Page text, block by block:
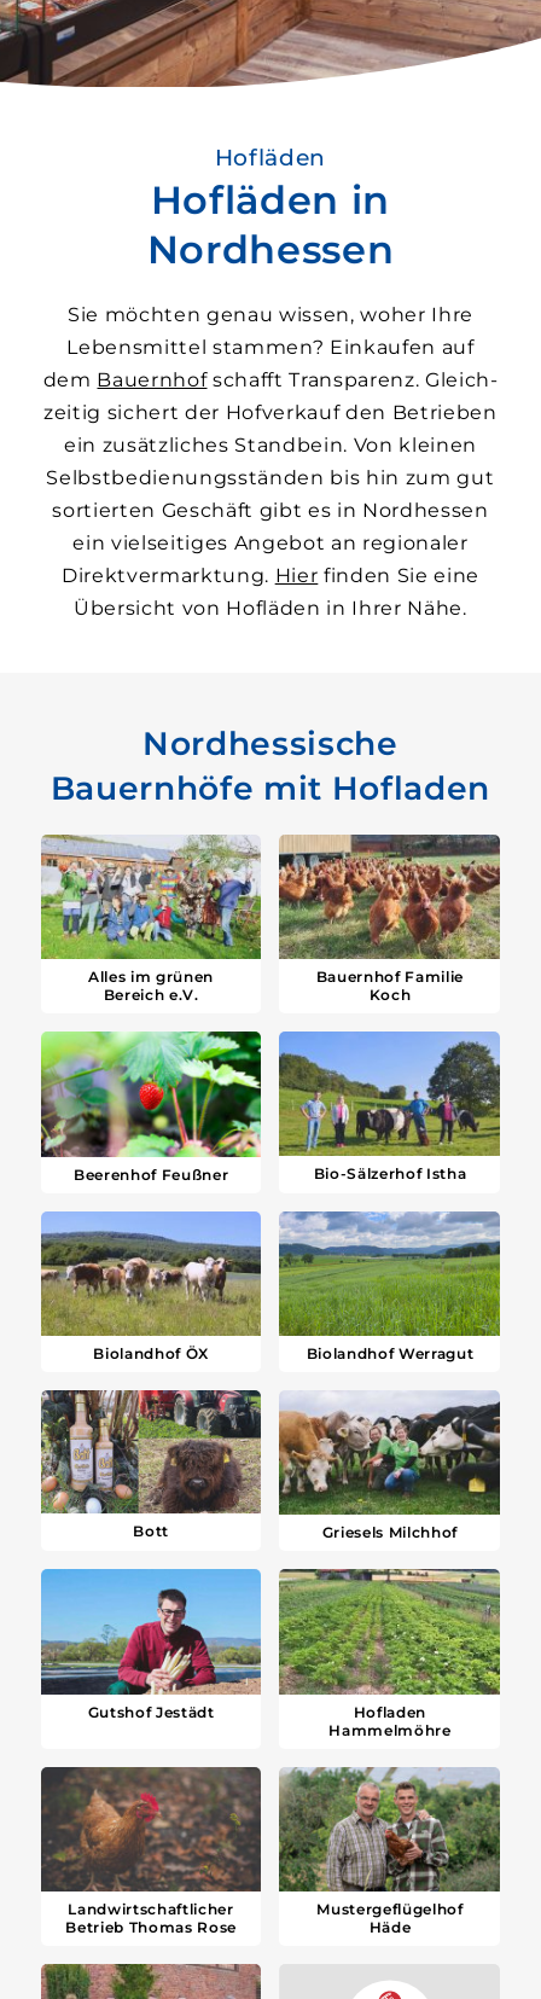
Hofläden
Hofläden in
Nordhessen
Sie möchten genau wissen, woher Ihre
Lebens­mittel stammen? Ein­kaufen auf
dem Bauer­nhofschafft Transparenz. Gleich­
zeitig sichert der Hof­verkauf den Betrieben
ein zusätzliches Stand­bein. Von kleinen
Selbstbedienungs­­ständen bis hin zum gut
sortierten Geschäft gibt es in Nord­hessen
ein viel­seitiges Angebot an regionaler
Direkt­vermarktung. Hier finden Sie eine
Über­sicht von Hofläden in Ihrer Nähe.
Nordhessische
Bauernhöfe mit Hofladen
Alles im grünen
Bereich e.V.
Bauernhof Familie
Koch
Beerenhof Feußner Bio-Sälzerhof Istha
Biolandhof ÖX Biolandhof Werragut
Bott Griesels Milchhof
Gutshof Jestädt
Hofladen
Hammelmöhre
Landwirtschaftlicher
Betrieb Thomas Rose
Mustergeflügelhof
Häde